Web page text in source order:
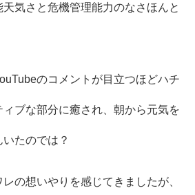
天気さと危機管理能力のなさほんと
のコメントが目立つほどハチ
ブな部分に癒され、朝から元気を
たのでは？
の想いやりを感じてきましたが、